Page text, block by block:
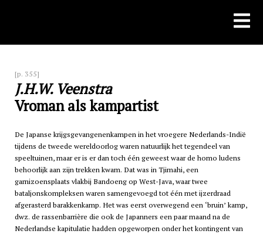
[p. 355]
J.H.W. Veenstra
Vroman als kampartist
De Japanse krijgsgevangenenkampen in het vroegere Nederlands-Indië
tijdens de tweede wereldoorlog waren natuurlijk het tegendeel van
speeltuinen, maar er is er dan toch één geweest waar de homo ludens
behoorlijk aan zijn trekken kwam. Dat was in Tjimahi, een
garnizoensplaats vlakbij Bandoeng op West-Java, waar twee
bataljonskompleksen waren samengevoegd tot één met ijzerdraad
afgerasterd barakkenkamp. Het was eerst overwegend een ‘bruin’ kamp,
dwz. de rassenbarrière die ook de Japanners een paar maand na de
Nederlandse kapitulatie hadden opgeworpen onder het kontingent van